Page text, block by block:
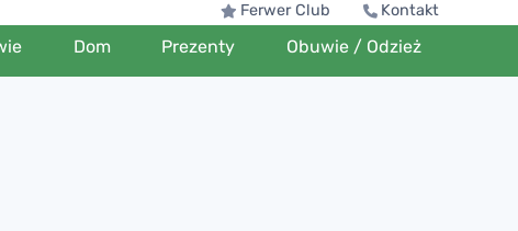
Ferwer Club Kontakt
Dom Prezenty Obuwie / Odzież